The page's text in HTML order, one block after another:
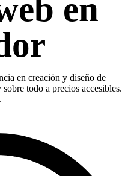
en
en creación y diseño de
todo a precios accesibles.